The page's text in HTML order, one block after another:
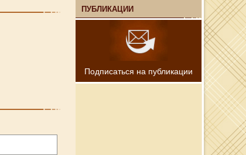
ПУБЛИКАЦИИ
Подписаться на публикации